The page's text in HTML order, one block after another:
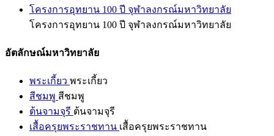
โครงการอุทยาน 100 ปี จุฬาลงกรณ์มหาวิทยาลัย
โครงการอุทยาน 100 ปี จุฬาลงกรณ์มหาวิทยาลัย
อัตลักษณ์มหาวิทยาลัย
พระเกี้ยว พระเกี้ยว
สีชมพู สีชมพู
ต้นจามจุรี ต้นจามจุรี
เสื้อครุยพระราชทาน เสื้อครุยพระราชทาน